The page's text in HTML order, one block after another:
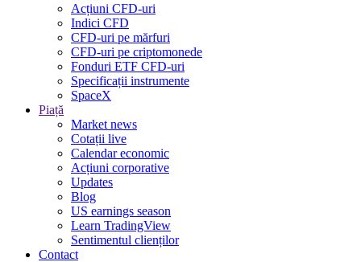
Acțiuni CFD-uri
Indici CFD
CFD-uri pe mărfuri
CFD-uri pe criptomonede
Fonduri ETF CFD-uri
Specificații instrumente
SpaceX
Piață
Market news
Cotații live
Calendar economic
Acțiuni corporative
Updates
Blog
US earnings season
Learn TradingView
Sentimentul clienților
Contact